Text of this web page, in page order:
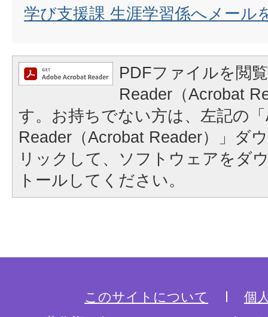
学び支援課 生涯学習係へメール
PDFファイルを閲
Reader（Acrobat
す。お持ちでない方は、左記の
Reader（Acrobat Reader）」ダ
リックして、ソフトウェアをダ
トールしてください。
このサイトについて
個